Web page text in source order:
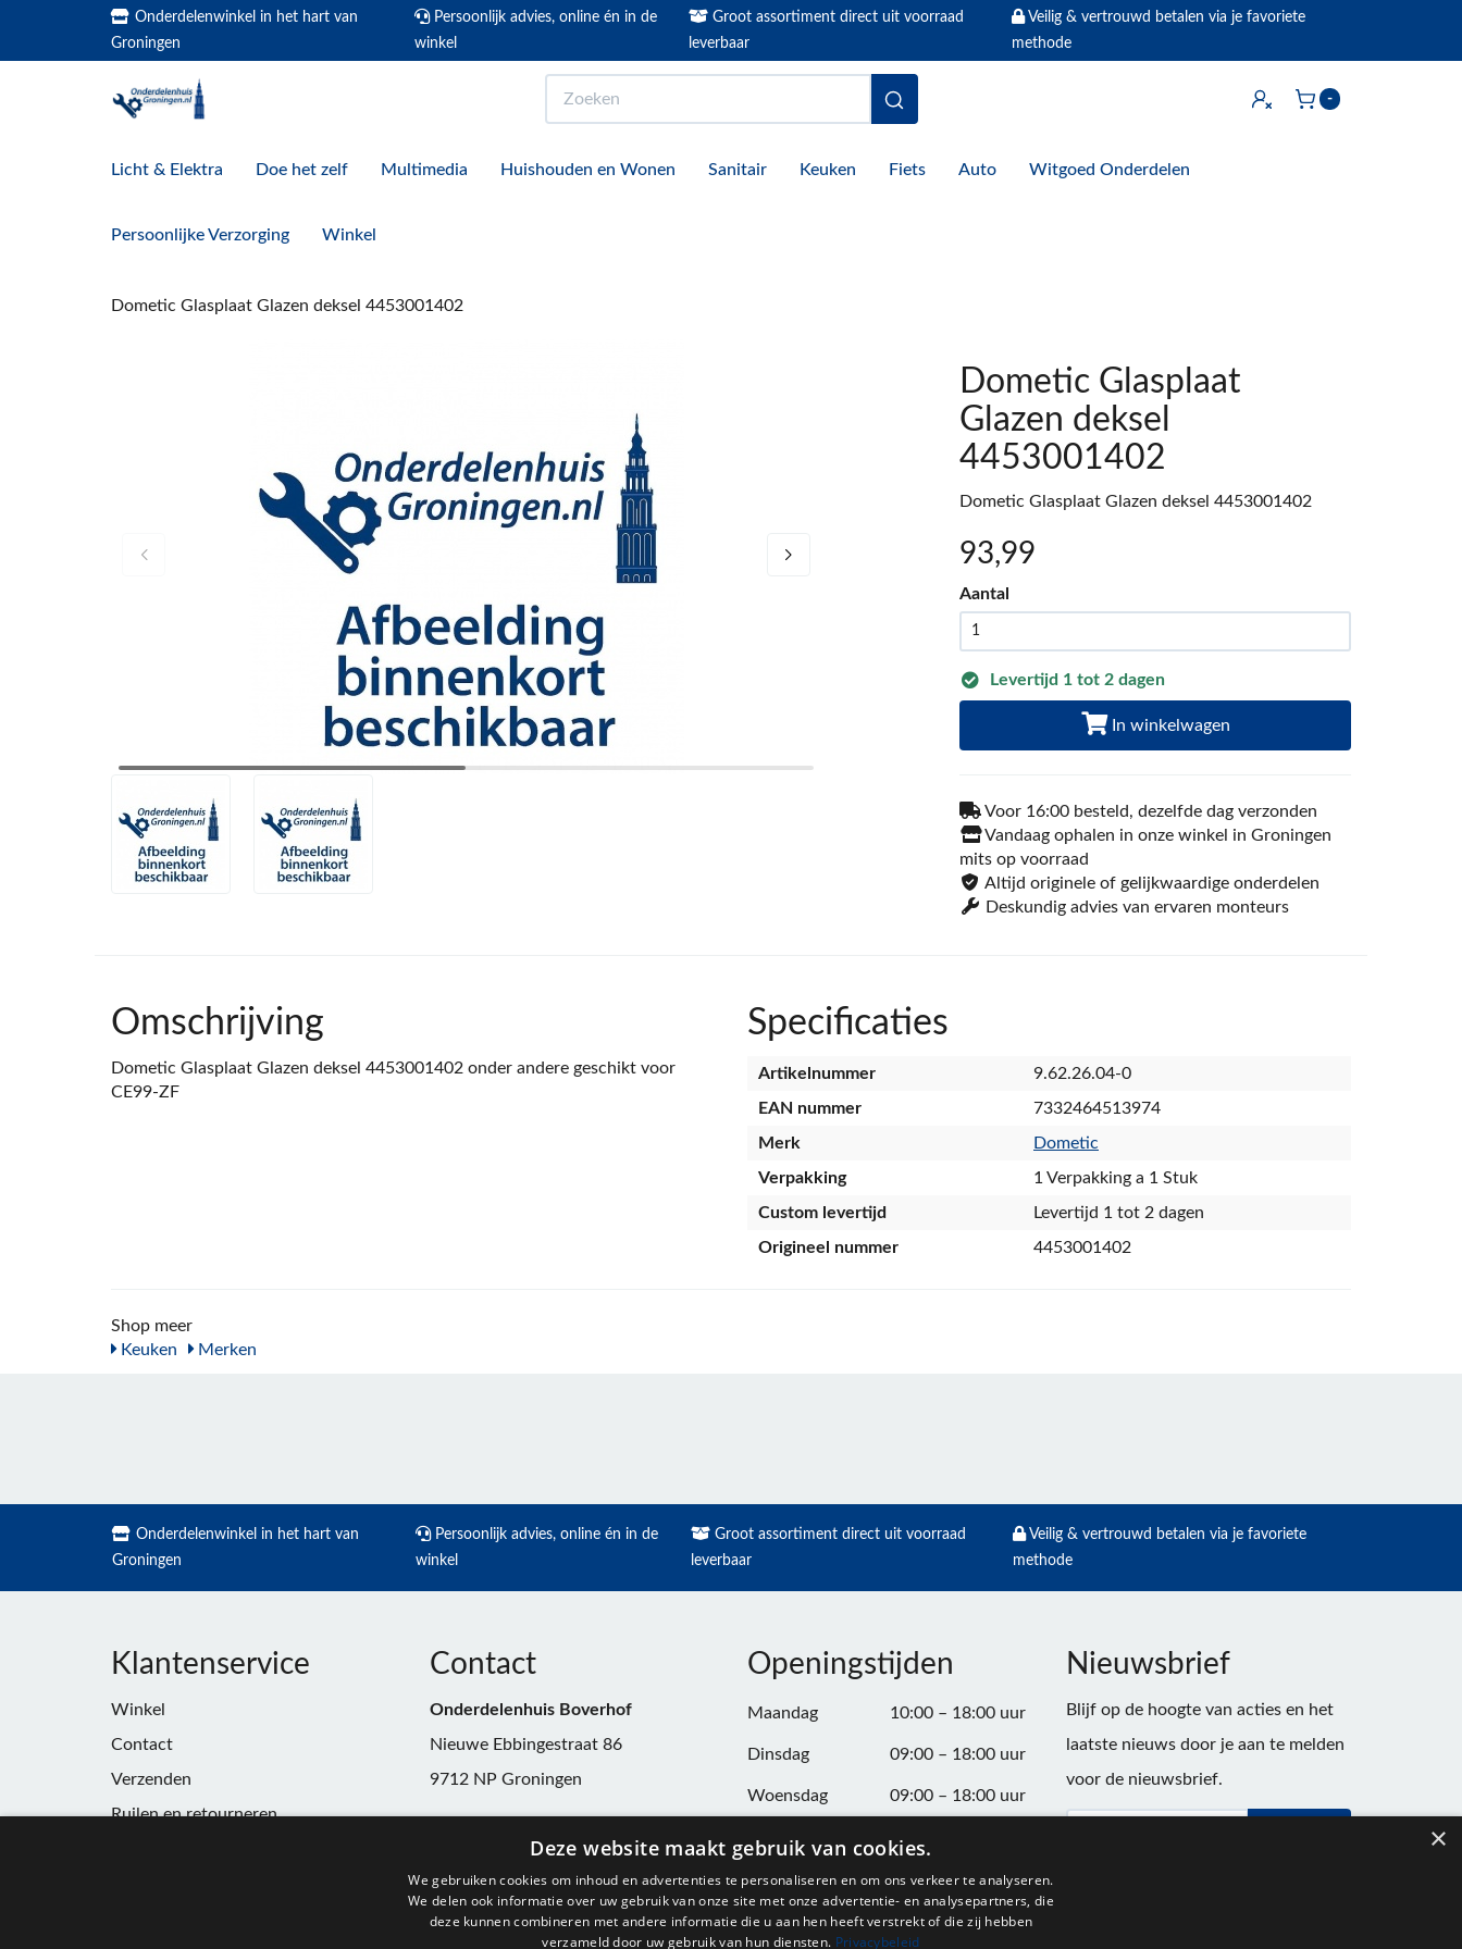
Onderdelenwinkel in het hart van
Groningen
Persoonlijk advies, online én in de
winkel
Groot assortiment direct uit voorraad
leverbaar
Veilig & vertrouwd betalen via je favoriete
methode
Inloggen -
Licht & Elektra Doe het zelf Multimedia Huishouden en Wonen Sanitair Keuken Fiets Auto Witgoed Onderdelen
Persoonlijke Verzorging Winkel
Dometic Glasplaat Glazen deksel 4453001402
Dometic Glasplaat
Glazen deksel
4453001402
Dometic Glasplaat Glazen deksel 4453001402
93,99
Aantal
Levertijd 1 tot 2 dagen
In winkelwagen
Voor 16:00 besteld, dezelfde dag verzonden
Vandaag ophalen in onze winkel in Groningen
mits op voorraad
Altijd originele of gelijkwaardige onderdelen
Deskundig advies van ervaren monteurs
Omschrijving
Dometic Glasplaat Glazen deksel 4453001402 onder andere geschikt voor
CE99-ZF
Specificaties
Artikelnummer
9.62.26.04-0
EAN nummer
7332464513974
Merk
Dometic
Verpakking
1 Verpakking a 1 Stuk
Custom levertijd
Levertijd 1 tot 2 dagen
Origineel nummer
4453001402
Shop meer
Keuken
Merken
Onderdelenwinkel in het hart van
Groningen
Persoonlijk advies, online én in de
winkel
Groot assortiment direct uit voorraad
leverbaar
Veilig & vertrouwd betalen via je favoriete
methode
Klantenservice
Winkel
Contact
Verzenden
Ruilen en retourneren
Contact
Onderdelenhuis Boverhof
Nieuwe Ebbingestraat 86
9712 NP Groningen
winkel@onderdelenhuisgroningen.nl
91037743
Openingstijden
Maandag 10:00 – 18:00 uur
Dinsdag 09:00 – 18:00 uur
Woensdag 09:00 – 18:00 uur
Donderdag 09:00 – 20:00 uur
Vrijdag 09:00 – 18:00 uur
Zaterdag 09:00 – 17:00 uur
Nieuwsbrief
Blijf op de hoogte van acties en het
laatste nieuws door je aan te melden
voor de nieuwsbrief.
×
Deze website maakt gebruik van cookies.
We gebruiken cookies om inhoud en advertenties te personaliseren en om ons verkeer te analyseren.
We delen ook informatie over uw gebruik van onze site met onze advertentie- en analysepartners, die
deze kunnen combineren met andere informatie die u aan hen heeft verstrekt of die zij hebben
verzameld door uw gebruik van hun diensten. Privacybeleid